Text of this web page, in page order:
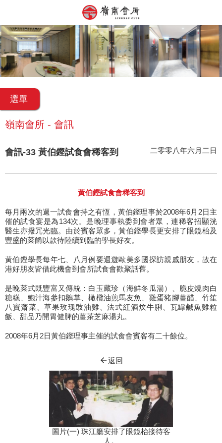
選單
嶺南會所 - 會訊
會訊-33 黃伯鏗試食會稀客到 二零零八年六月二日
黃伯鏗試食會稀客到
每月兩次的週一試食會持之有恆，黃伯鏗理事於2008年6月2日主
催的試食宴是為134次。是晚理事執委到會者眾，連稀客招顯洸
醫生亦撥冗光臨。由於賓客眾多，黃伯鏗學長更安排了眼鏡枱及
豐盛的菜餚以款待陸續到臨的學長好友。
黃伯鏗學長每年七、八月例要週遊歐美多國探訪親戚朋友，故在
港好朋友皆借此機會到會所試食會歡聚話舊。
是晚菜式既豐富又傳統：白玉藏珍（海鮮冬瓜湯）、脆皮燒肉白
糖糕、鮑汁海參扣鵝掌、橄欖油煎馬友魚、雞蛋豬腳薑醋、竹笙
八寶齋菜、草果玫瑰豉油雞、法式紅酒炆牛脷、瓦罉鹹魚雞粒
飯、甜品乃開胃健脾的薑茶芝麻湯丸。
2008年6月2日黃伯鏗理事主催的試食會賓客有二十餘位。
arrow_back返回
圖片(一) 珠江廳安排了眼鏡枱接待客
人。